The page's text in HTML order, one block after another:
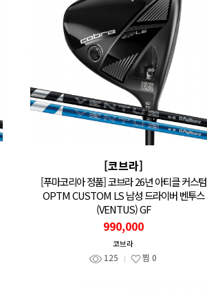
[코브라]
[푸마코리아 정품] 코브라 26년 아티클 커스텀
OPTM CUSTOM LS 남성 드라이버 벤투스
(VENTUS) GF
990,000
코브라
125 찜 0